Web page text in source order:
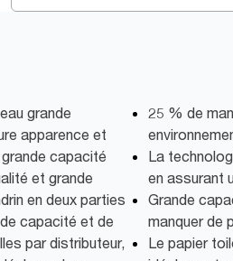
grande
apparence et
capacité
et grande
en deux parties
capacité et de
par distributeur,
25 % de
La
en assurant
Grande
manquer de
Le papier